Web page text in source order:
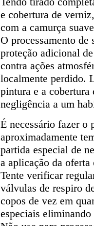
e cobertura de
com a camurça
O processamento
proteção adicional
contra ações
localmente perdido.
pintura e a cobertura
negligência a um
É necessário fazer o
aproximadamente
partida especial de
a aplicação da
Tente verificar
válvulas de respiro
copos de vez em
especiais